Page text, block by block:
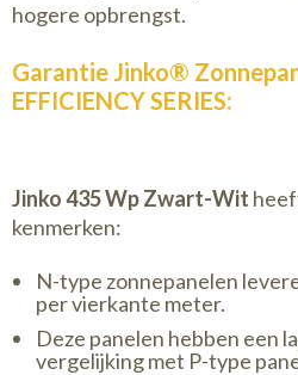
hogere opbrengst.
Garantie Jinko®
EFFICIENCY SERIES:
Jinko 435 Wp Zwart-Wit
kenmerken:
N-type zonnepanelen
per vierkante meter.
Deze panelen hebben een
vergelijking met P-type